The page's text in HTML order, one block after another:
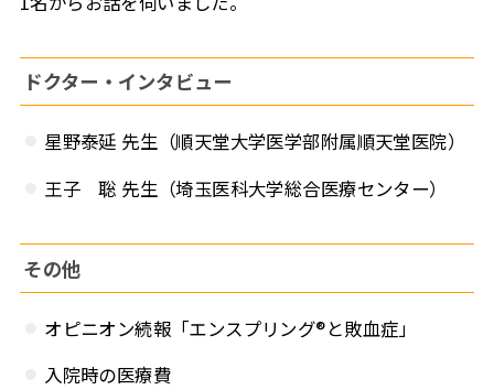
ドクター・インタビュー
星野泰延 先生（順天堂大学医学部附属順天堂医院）
王子 聡 先生（埼玉医科大学総合医療センター）
その他
オピニオン続報「エンスプリング®と敗血症」
入院時の医療費